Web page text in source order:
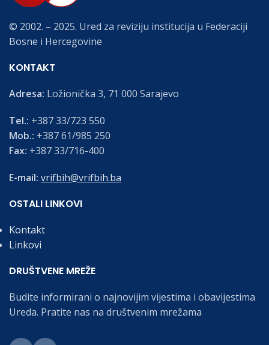
© 2002. – 2025. Ured za reviziju institucija u Federaciji
Bosne i Hercegovine
KONTAKT
Adresa: Ložionička 3, 71 000 Sarajevo
Tel.: +387 33/723 550
Mob.: +387 61/985 250
Fax: +387 33/716-400
E-mail: vrifbih@vrifbih.ba
OSTALI LINKOVI
Kontakt
Linkovi
DRUŠTVENE MREŽE
Budite informirani o najnovijim vijestima i obavijestima
Ureda. Pratite nas na društvenim mrežama